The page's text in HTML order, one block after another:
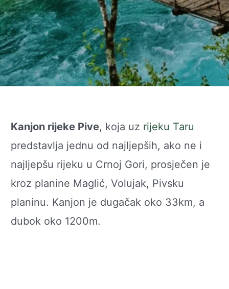
Kanjon rijeke Pive, koja uz rijeku Taru
predstavlja jednu od najljepših, ako ne i
najljepšu rijeku u Crnoj Gori, prosječen je
kroz planine Maglić, Volujak, Pivsku
planinu. Kanjon je dugačak oko 33km, a
dubok oko 1200m.